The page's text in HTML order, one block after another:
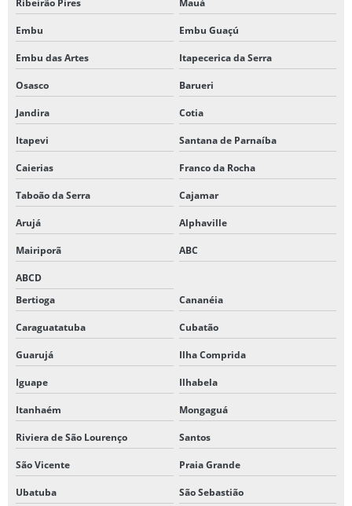
Ribeirão Pires Mauá
Embu Embu Guaçú
Embu das Artes Itapecerica da Serra
Osasco Barueri
Jandira Cotia
Itapevi Santana de Parnaíba
Caierias Franco da Rocha
Taboão da Serra Cajamar
Arujá Alphaville
Mairiporã ABC
ABCD
Bertioga
Cananéia
Caraguatatuba Cubatão
Guarujá Ilha Comprida
Iguape Ilhabela
Itanhaém Mongaguá
Riviera de São Lourenço Santos
São Vicente Praia Grande
Ubatuba São Sebastião